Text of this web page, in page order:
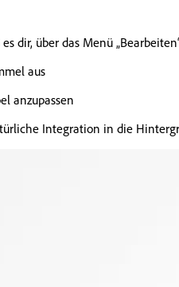
dir, über das Menü
aus
anzupassen
Integration in die